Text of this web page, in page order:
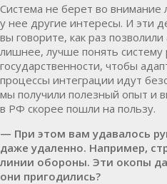
Система не берет во
у нее другие интересы. И эти
вы говорите, как раз
лишнее, лучше понять систему
государственности, чтобы
процессы интеграции идут
мы получили полезный опыт и
в РФ скорее пошли на пользу.
— При этом вам удавалось
даже удаленно. Например,
линии обороны. Эти окопы
они пригодились?